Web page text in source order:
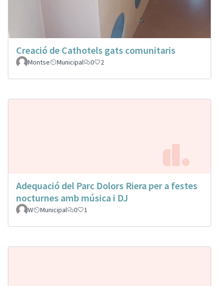
Creació de Cathotels gats comunitaris
Montse Municipal 0 2
Adequació del Parc Dolors Riera per a festes
nocturnes amb música i DJ
W Municipal 0 1